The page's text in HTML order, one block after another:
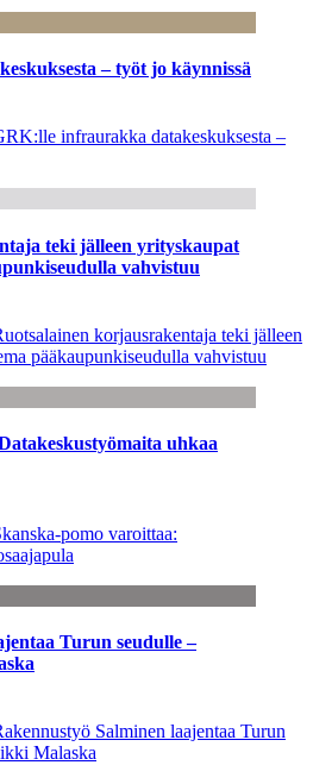
– työt jo käynnissä
infraurakka datakeskuksesta –
teki jälleen yrityskaupat
vahvistuu
korjausrakentaja teki jälleen
pääkaupunkiseudulla vahvistuu
uhkaa
pomo varoittaa:
Turun seudulle –
Salminen laajentaa Turun
Malaska